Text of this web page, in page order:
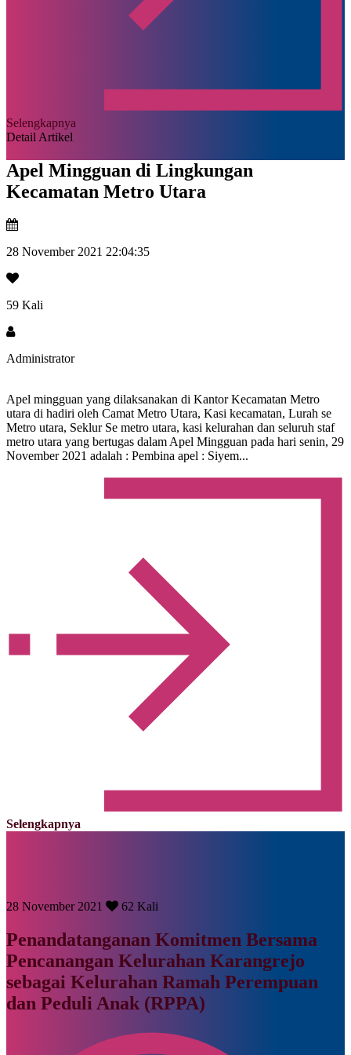
Selengkapnya
Detail Artikel
Apel Mingguan di Lingkungan
Kecamatan Metro Utara
28 November 2021 22:04:35
59 Kali
Administrator
Apel mingguan yang dilaksanakan di Kantor Kecamatan Metro
utara di hadiri oleh Camat Metro Utara, Kasi kecamatan, Lurah se
Metro utara, Seklur Se metro utara, kasi kelurahan dan seluruh staf
metro utara yang bertugas dalam Apel Mingguan pada hari senin, 29
November 2021 adalah : Pembina apel : Siyem...
Selengkapnya
28 November 2021 62 Kali
Penandatanganan Komitmen Bersama
Pencanangan Kelurahan Karangrejo
sebagai Kelurahan Ramah Perempuan
dan Peduli Anak (RPPA)